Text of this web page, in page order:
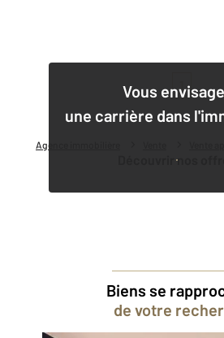
Agence immobilière
Vous
une carrière dans
Découvrir nos
Biens se
de votre